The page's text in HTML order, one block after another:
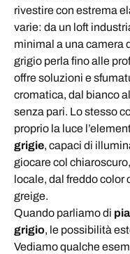
rivestire con estrema
varie: da un loft
minimal a una camera
grigio perla fino alle
offre soluzioni e
cromatica, dal bianco
senza pari. Lo stesso
proprio la luce
grigie, capaci di
giocare col
locale, dal freddo color
greige.
Quando parliamo di
grigio, le possibilità
Vediamo qualche